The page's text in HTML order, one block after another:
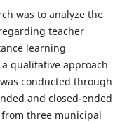
was to analyze the
teacher
learning
qualitative approach
conducted through
and closed-ended
three municipal